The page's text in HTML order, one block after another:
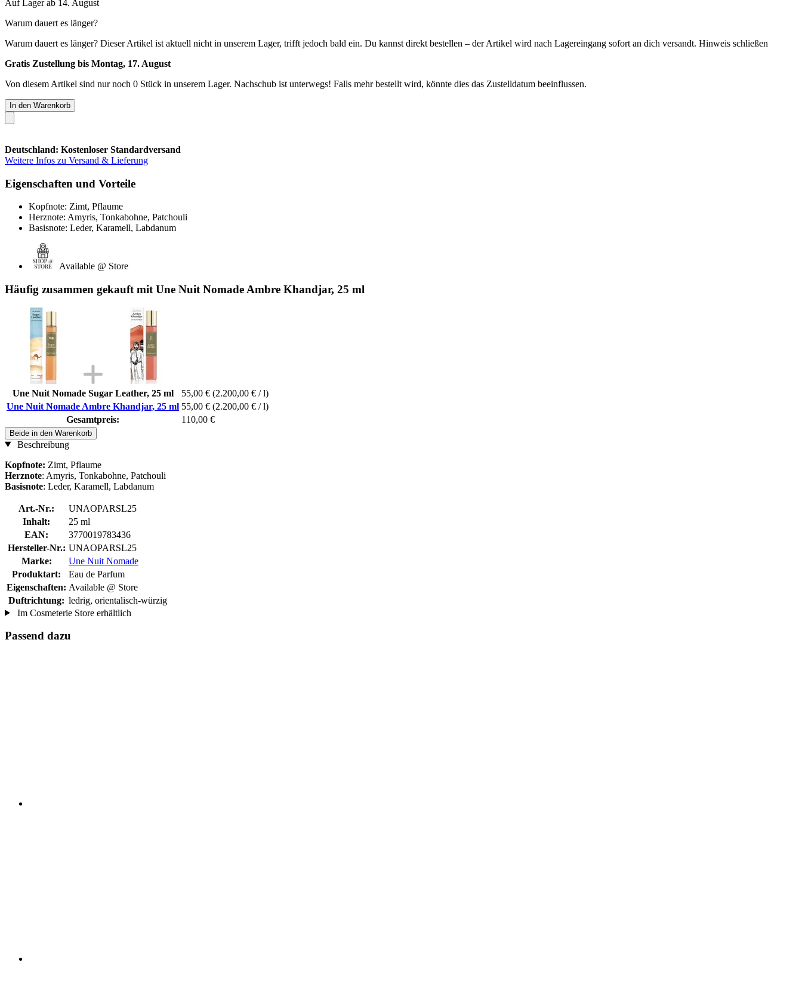
Auf Lager ab 14. August
Warum dauert es länger?
Warum dauert es länger? Dieser Artikel ist aktuell nicht in unserem Lager, trifft jedoch bald ein. Du kannst direkt bestellen – der Artikel wird nach Lagereingang sofort an dich versandt. Hinweis schließen
Gratis Zustellung bis Montag, 17. August
Von diesem Artikel sind nur noch 0 Stück in unserem Lager. Nachschub ist unterwegs! Falls mehr bestellt wird, könnte dies das Zustelldatum beeinflussen.
In den Warenkorb
Deutschland: Kostenloser Standardversand
Weitere Infos zu Versand & Lieferung
Eigenschaften und Vorteile
Kopfnote: Zimt, Pflaume
Herznote: Amyris, Tonkabohne, Patchouli
Basisnote: Leder, Karamell, Labdanum
Available @ Store
Häufig zusammen gekauft mit Une Nuit Nomade Ambre Khandjar, 25 ml
Une Nuit Nomade Sugar Leather, 25 ml 55,00 € (2.200,00 € / l)
Une Nuit Nomade Ambre Khandjar, 25 ml 55,00 € (2.200,00 € / l)
Gesamtpreis:
110,00 €
Beide in den Warenkorb
Beschreibung
Kopfnote: Zimt, Pflaume
Herznote: Amyris, Tonkabohne, Patchouli
Basisnote: Leder, Karamell, Labdanum
Art.-Nr.:
UNAOPARSL25
Inhalt:
25 ml
EAN:
3770019783436
Hersteller-Nr.: UNAOPARSL25
Marke:
Une Nuit Nomade
Produktart:
Eau de Parfum
Eigenschaften: Available @ Store
Duftrichtung: ledrig, orientalisch-würzig
Im Cosmeterie Store erhältlich
Passend dazu